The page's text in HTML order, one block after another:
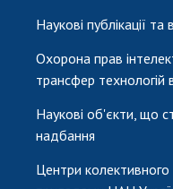
Наукові публікації
Охорона прав
трансфер технологій
Наукові об'єкти, що
надбання
Центри